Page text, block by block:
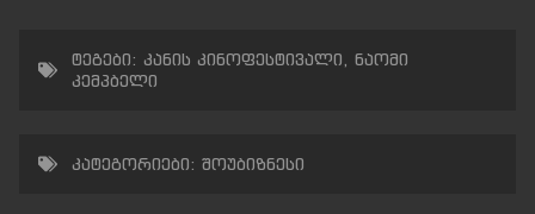
ტეგები: კანის კინოფესტივალი, ნაომი
კემპბელი
კატეგორიები: შოუბიზნესი